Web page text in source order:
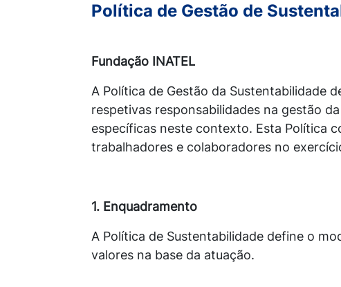
Política de Gestão de
Fundação INATEL
A Política de Gestão da Sustentabilidade
respetivas responsabilidades na gestão
específicas neste contexto. Esta Política
trabalhadores e colaboradores no
1. Enquadramento
A Política de Sustentabilidade define o
valores na base da atuação.